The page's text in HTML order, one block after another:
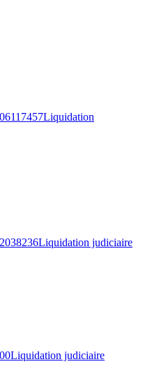
Liquidation
Liquidation judiciaire
Liquidation judiciaire